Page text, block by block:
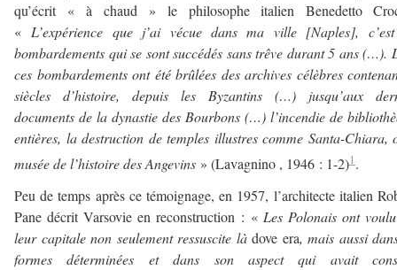
qu’écrit « à chaud » le philosophe italien Benedetto
« L’expérience que j’ai vécue dans ma ville [Naples],
bombardements qui se sont succédés sans trêve durant 5 ans (…).
ces bombardements ont été brûlées des archives célèbres
siècles d’histoire, depuis les Byzantins (…) jusqu’aux
documents de la dynastie des Bourbons (…) l’incendie de
entières, la destruction de temples illustres comme Santa-Chiara,
musée de l’histoire des Angevins » (Lavagnino , 1946 : 1-2)1.
Peu de temps après ce témoignage, en 1957, l’architecte italien
Pane décrit Varsovie en reconstruction : «Les Polonais ont
leur capitale non seulement ressuscite làdove era, mais aussi
formes déterminées et dans son aspect qui avait